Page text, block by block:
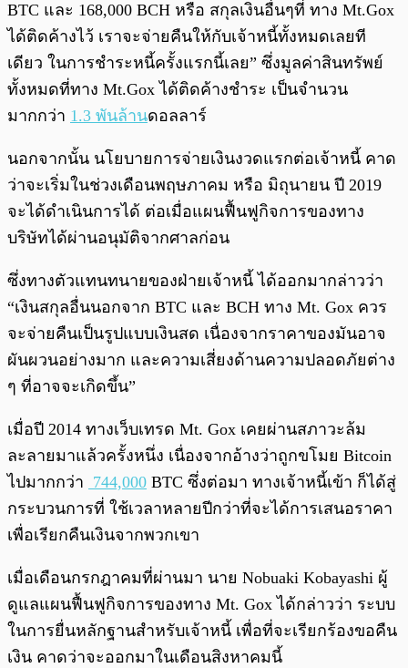
BTC และ 168,000 BCH หรือ สกุลเงินอื่นๆที่ ทาง Mt.Gox
ได้ติดค้างไว้ เราจะจ่ายคืนให้กับเจ้าหนี้ทั้งหมดเลยที
เดียว ในการชำระหนี้ครั้งแรกนี้เลย” ซึ่งมูลค่าสินทรัพย์
ทั้งหมดที่ทาง Mt.Gox ได้ติดค้างชำระ เป็นจำนวน
มากกว่า 1.3 พันล้านดอลลาร์
นอกจากนั้น นโยบายการจ่ายเงินงวดแรกต่อเจ้าหนี้ คาด
ว่าจะเริ่มในช่วงเดือนพฤษภาคม หรือ มิถุนายน ปี 2019
จะได้ดำเนินการได้ ต่อเมื่อแผนฟื้นฟูกิจการของทาง
บริษัทได้ผ่านอนุมัติจากศาลก่อน
ซึ่งทางตัวแทนทนายของฝ่ายเจ้าหนี้ ได้ออกมากล่าวว่า
“เงินสกุลอื่นนอกจาก BTC และ BCH ทาง Mt. Gox ควร
จะจ่ายคืนเป็นรูปแบบเงินสด เนื่องจากราคาของมันอาจ
ผันผวนอย่างมาก และความเสี่ยงด้านความปลอดภัยต่าง
ๆ ที่อาจจะเกิดขึ้น”
เมื่อปี 2014 ทางเว็บเทรด Mt. Gox เคยผ่านสภาวะล้ม
ละลายมาแล้วครั้งหนึ่ง เนื่องจากอ้างว่าถูกขโมย Bitcoin
ไปมากกว่า 744,000 BTC ซึ่งต่อมา ทางเจ้าหนี้เข้า ก็ได้สู่
กระบวนการที่ ใช้เวลาหลายปีกว่าที่จะได้การเสนอราคา
เพื่อเรียกคืนเงินจากพวกเขา
เมื่อเดือนกรกฎาคมที่ผ่านมา นาย Nobuaki Kobayashi ผู้
ดูแลแผนฟื้นฟูกิจการของทาง Mt. Gox ได้กล่าวว่า ระบบ
ในการยื่นหลักฐานสำหรับเจ้าหนี้ เพื่อที่จะเรียกร้องขอคืน
เงิน คาดว่าจะออกมาในเดือนสิงหาคมนี้